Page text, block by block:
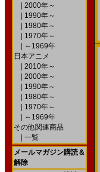
2000年～
1990年～
1980年～
1970年～
～1969年
日本アニメ
2010年～
2000年～
1990年～
1980年～
1970年～
～1969年
その他関連商品
一覧
メールマガジン購読＆
解除